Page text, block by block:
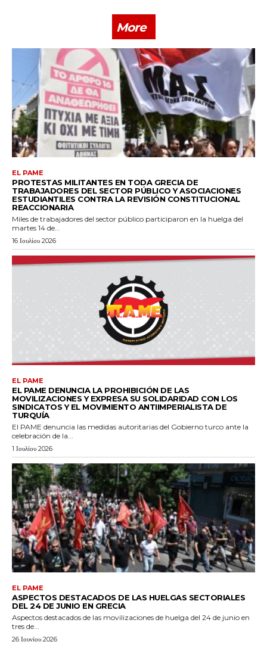
More
EL PAME
PROTESTAS MILITANTES EN TODA GRECIA DE
TRABAJADORES DEL SECTOR PÚBLICO Y ASOCIACIONES
ESTUDIANTILES CONTRA LA REVISIÓN CONSTITUCIONAL
REACCIONARIA
Miles de trabajadores del sector público participaron en la huelga del
martes 14 de...
16 Ιουλίου 2026
EL PAME
EL PAME DENUNCIA LA PROHIBICIÓN DE LAS
MOVILIZACIONES Y EXPRESA SU SOLIDARIDAD CON LOS
SINDICATOS Y EL MOVIMIENTO ANTIIMPERIALISTA DE
TURQUÍA
El PAME denuncia las medidas autoritarias del Gobierno turco ante la
celebración de la...
1 Ιουλίου 2026
EL PAME
ASPECTOS DESTACADOS DE LAS HUELGAS SECTORIALES
DEL 24 DE JUNIO EN GRECIA
Aspectos destacados de las movilizaciones de huelga del 24 de junio en
tres de...
26 Ιουνίου 2026